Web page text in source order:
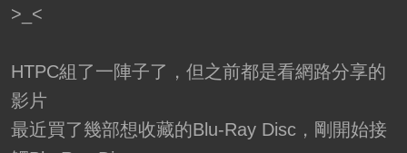
>_<
HTPC組了一陣子了，但之前都是看網路分享的
影片
最近買了幾部想收藏的Blu-Ray Disc，剛開始接